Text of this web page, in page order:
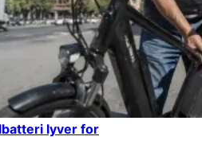
lyver for